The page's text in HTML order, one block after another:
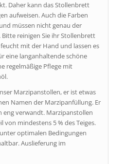
Daher kann das Stollenbrett
aufweisen. Auch die Farben
müssen nicht genau der
reinigen Sie ihr Stollenbrett
mit der Hand und lassen es
eine langanhaltende schöne
regelmäßige Pflege mit
Marzipanstollen, er ist etwas
Namen der Marzipanfüllung. Er
eng verwandt. Marzipanstollen
von mindestens 5 % des Teiges.
optimalen Bedingungen
Auslieferung im